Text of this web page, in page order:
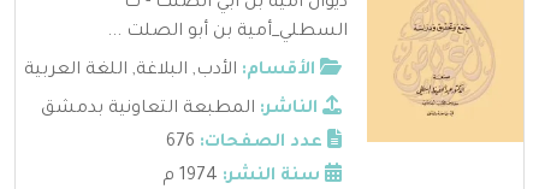
السطلي_أمية بن أبو الصلت ...
الأقسام: الأدب, البلاغة, اللغة العربية
الناشر: المطبعة التعاونية بدمشق
عدد الصفحات:
سنة النشر: